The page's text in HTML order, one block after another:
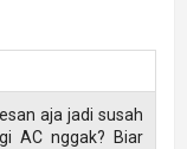
aja jadi susah
AC nggak? Biar